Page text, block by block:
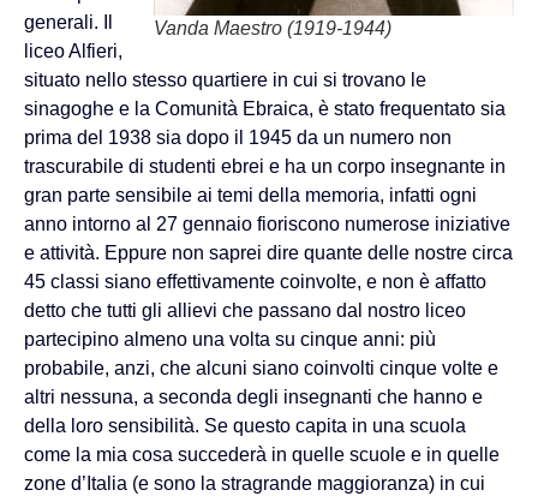
Vanda Maestro (1919-1944)
generali. Il
liceo Alfieri,
situato nello stesso quartiere in cui si trovano le
sinagoghe e la Comunità Ebraica, è stato frequentato sia
prima del 1938 sia dopo il 1945 da un numero non
trascurabile di studenti ebrei e ha un corpo insegnante in
gran parte sensibile ai temi della memoria, infatti ogni
anno intorno al 27 gennaio fioriscono numerose iniziative
e attività. Eppure non saprei dire quante delle nostre circa
45 classi siano effettivamente coinvolte, e non è affatto
detto che tutti gli allievi che passano dal nostro liceo
partecipino almeno una volta su cinque anni: più
probabile, anzi, che alcuni siano coinvolti cinque volte e
altri nessuna, a seconda degli insegnanti che hanno e
della loro sensibilità. Se questo capita in una scuola
come la mia cosa succederà in quelle scuole e in quelle
zone d’Italia (e sono la stragrande maggioranza) in cui